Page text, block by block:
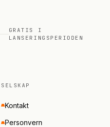
GRATIS I
LANSERINGSPERIODEN
SELSKAP
Kontakt
Personvern